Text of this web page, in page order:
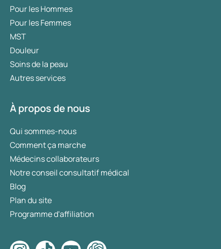
Pour les Hommes
Pour les Femmes
MST
Douleur
Soins de la peau
Autres services
À propos de nous
Qui sommes-nous
Comment ça marche
Médecins collaborateurs
Notre conseil consultatif médical
Blog
Plan du site
Programme d'affiliation